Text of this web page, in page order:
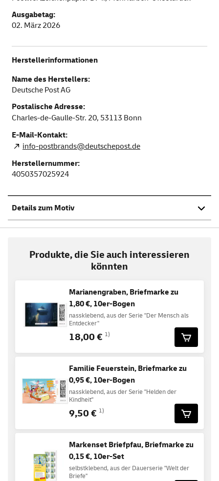
Ausgabetag:
02. März 2026
Herstellerinformationen
Name des Herstellers:
Deutsche Post AG
Postalische Adresse:
Charles-de-Gaulle-Str. 20, 53113 Bonn
E-Mail-Kontakt:
info-postbrands@deutschepost.de
Herstellernummer:
4050357025924
Details zum Motiv
Produkte, die Sie auch interessieren
könnten
Marianengraben, Briefmarke zu
1,80 €, 10er-Bogen
nassklebend, aus der Serie "Der Mensch als
Entdecker"
18,00 € 1)
Familie Feuerstein, Briefmarke zu
0,95 €, 10er-Bogen
nassklebend, aus der Serie "Helden der
Kindheit"
9,50 € 1)
Markenset Briefpfau, Briefmarke zu
0,15 €, 10er-Set
selbstklebend, aus der Dauerserie "Welt der
Briefe"